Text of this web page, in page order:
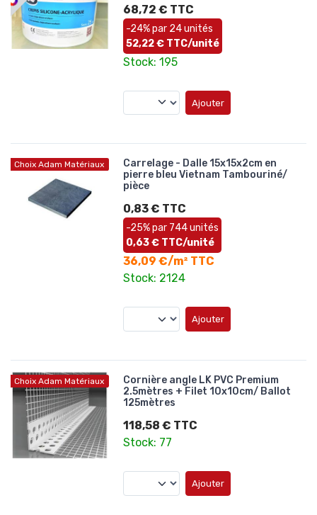
68,72 € TTC
-24% par 24 unités
52,22 € TTC/unité
Stock: 195
Ajouter
Choix Adam Matériaux
Carrelage - Dalle 15x15x2cm en
pierre bleu Vietnam Tambouriné/
pièce
0,83 € TTC
-25% par 744 unités
0,63 € TTC/unité
36,09 €/m² TTC
Stock: 2124
Ajouter
Choix Adam Matériaux
Cornière angle LK PVC Premium
2.5mètres + Filet 10x10cm/ Ballot
125mètres
118,58 € TTC
Stock: 77
Ajouter